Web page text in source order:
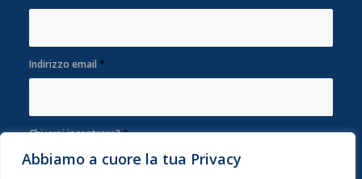
Abbiamo a cuore la tua Privacy
Indirizzo email *
Chi vuoi incontrare?*